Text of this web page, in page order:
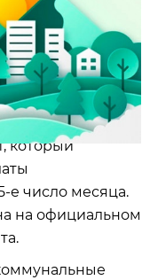
который
е число месяца.
на официальном